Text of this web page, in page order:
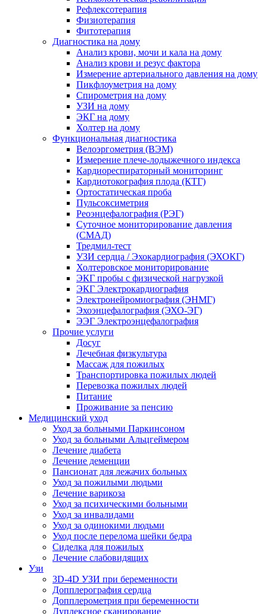
Рефлексотерапия
Физиотерапия
Фитотерапия
Диагностика на дому
Анализ крови, мочи и кала на дому
Анализ крови и резус фактора
Измерение артериального давления на дому
Пикфлоуметрия на дому
Спирометрия на дому
УЗИ на дому
ЭКГ на дому
Холтер на дому
Функциональная диагностика
Велоэргометрия (ВЭМ)
Измерение плече-лодыжечного индекса
Кардиореспираторный мониторинг
Кардиотокография плода (КТГ)
Ортостатическая проба
Пульсоксиметрия
Реоэнцефалография (РЭГ)
Суточное мониторирование давления
(СМАД)
Тредмил-тест
УЗИ сердца / Эхокардиография (ЭХОКГ)
Холтеровское мониторирование
ЭКГ пробы с физической нагрузкой
ЭКГ Электрокардиография
Электронейромиография (ЭНМГ)
Эхоэнцефалография (ЭХО-ЭГ)
ЭЭГ Электроэнцефалография
Прочие услуги
Досуг
Лечебная физкультура
Массаж для пожилых
Транспортировка пожилых людей
Перевозка пожилых людей
Питание
Проживание за пенсию
Медицинский уход
Уход за больными Паркинсоном
Уход за больными Альцгеймером
Лечение диабета
Лечение деменции
Пансионат для лежачих больных
Уход за пожилыми людьми
Лечение варикоза
Уход за психическими больными
Уход за инвалидами
Уход за одинокими людьми
Уход после перелома шейки бедра
Сиделка для пожилых
Лечение слабовидящих
Узи
3D-4D УЗИ при беременности
Допплерография сердца
Допплерометрия при беременности
Дуплексное сканирование